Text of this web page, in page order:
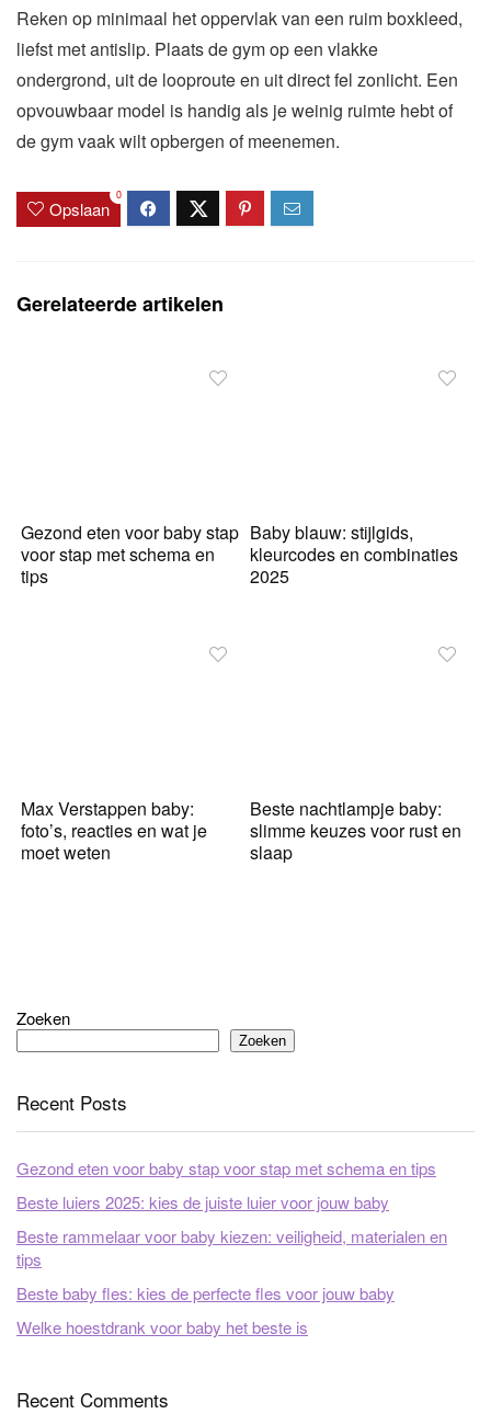
Reken op minimaal het oppervlak van een ruim boxkleed,
liefst met antislip. Plaats de gym op een vlakke
ondergrond, uit de looproute en uit direct fel zonlicht. Een
opvouwbaar model is handig als je weinig ruimte hebt of
de gym vaak wilt opbergen of meenemen.
Opslaan
0
Gerelateerde artikelen
Gezond eten voor baby stap
voor stap met schema en
tips
Baby blauw: stijlgids,
kleurcodes en combinaties
2025
Max Verstappen baby:
foto’s, reacties en wat je
moet weten
Beste nachtlampje baby:
slimme keuzes voor rust en
slaap
Zoeken
Zoeken
Recent Posts
Gezond eten voor baby stap voor stap met schema en tips
Beste luiers 2025: kies de juiste luier voor jouw baby
Beste rammelaar voor baby kiezen: veiligheid, materialen en
tips
Beste baby fles: kies de perfecte fles voor jouw baby
Welke hoestdrank voor baby het beste is
Recent Comments